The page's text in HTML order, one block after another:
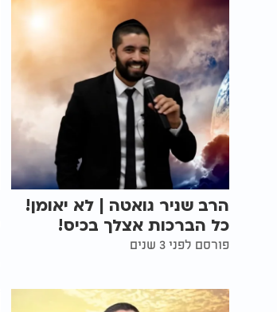
הרב שניר גואטה | לא יאומן!
כל הברכות אצלך בכיס!
פורסם לפני 3 שנים